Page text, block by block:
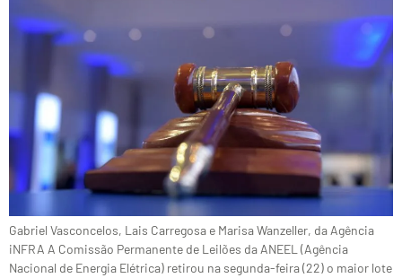
Gabriel Vasconcelos, Lais Carregosa e Marisa Wanzeller, da Agência
iNFRA A Comissão Permanente de Leilões da ANEEL (Agência
Nacional de Energia Elétrica) retirou na segunda-feira (22) o maior lote